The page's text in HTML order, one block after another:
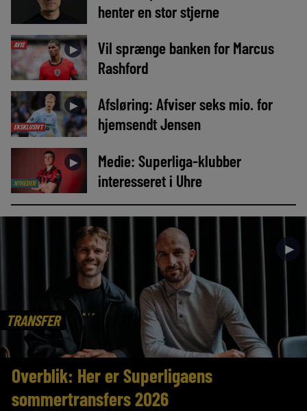
henter en stor stjerne
AVIS ►
Vil sprænge banken for Marcus
Rashford
EKSKLUSIVT
►
Afsløring: Afviser seks mio. for
hjemsendt Jensen
NYHEDER
►
Medie: Superliga-klubber
interesseret i Uhre
TRANSFER
►
Overblik: Her er Superligaens
sommertransfers 2026